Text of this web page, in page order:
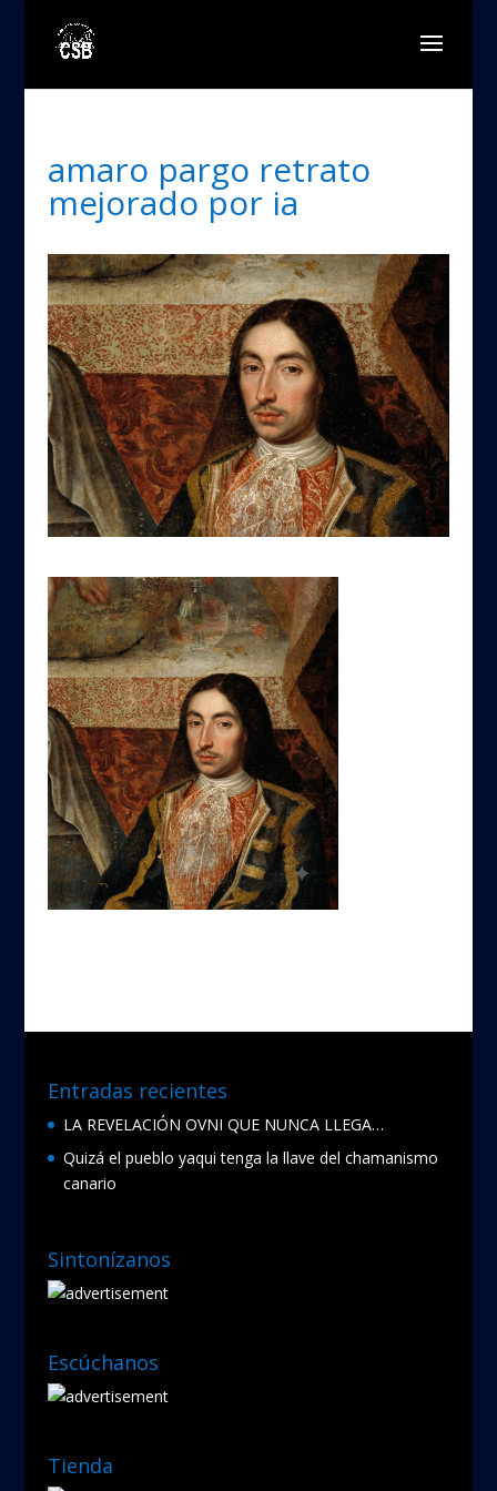
amaro pargo retrato
mejorado por ia
Entradas recientes
LA REVELACIÓN OVNI QUE NUNCA LLEGA…
Quizá el pueblo yaqui tenga la llave del chamanismo
canario
Sintonízanos
Escúchanos
Tienda